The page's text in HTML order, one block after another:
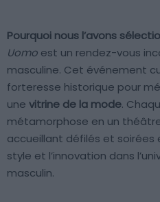
Pourquoi nous l’avons
Uomo est un rendez-vous
masculine. Cet événement
forteresse historique pour
une vitrine de la mode.
métamorphose en un
accueillant défilés et soirées
style et l’innovation dans
masculin.